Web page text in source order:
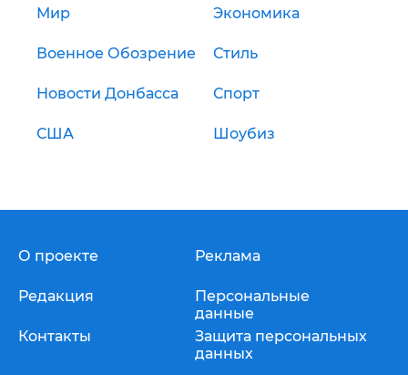
Мир Экономика
Военное Обозрение Стиль
Новости Донбасса Спорт
США Шоубиз
О проекте
Редакция
Контакты
Реклама
Персональные
данные
Защита персональных
данных